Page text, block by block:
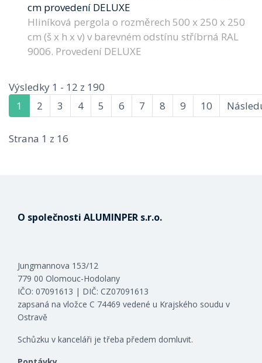
cm provedení DELUXE
Hliníková pergola o rozměrech 500 x 250 x 250
cm (š x h x v) v barevném odstínu stříbrná RAL
9006. Provedení DELUXE
Výsledky 1 - 12 z 190
1
2 3 4 5 6 7 8 9 10
Strana 1 z 16
O společnosti ALUMINPER s.r.o.
Jungmannova 153/12
779 00 Olomouc-Hodolany
IČO: 07091613 | DIČ: CZ07091613
zapsaná na vložce C 74469 vedené u Krajského soudu v
Ostravě
Schůzku v kanceláři je třeba předem domluvit.